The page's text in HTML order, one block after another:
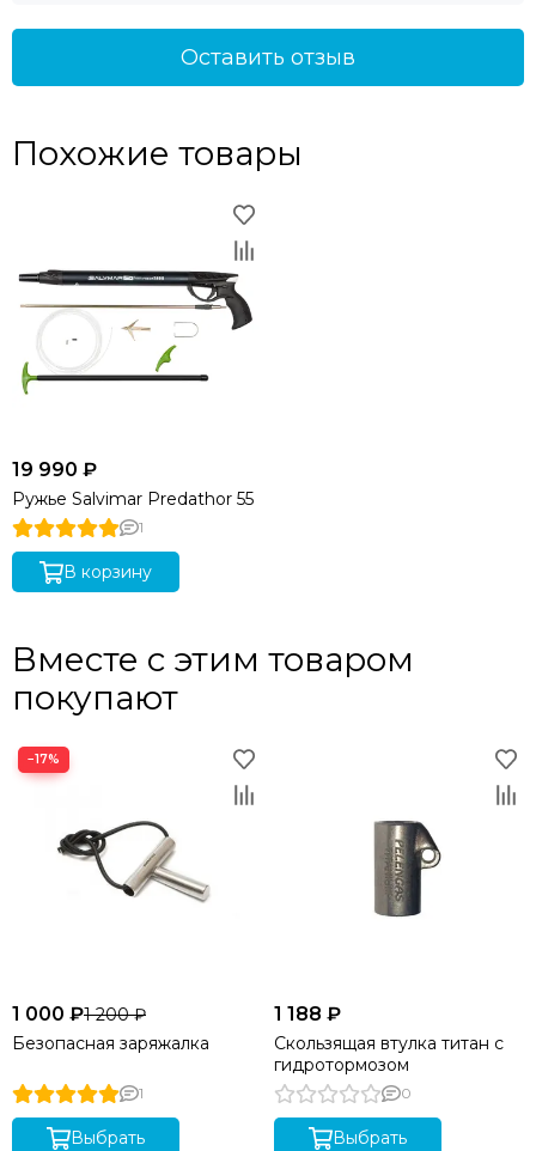
Оставить отзыв
Похожие товары
19 990 ₽
Ружье Salvimar Predathor 55
1
В корзину
Вместе с этим товаром
покупают
−17%
1 000 ₽1 200 ₽
Безопасная заряжалка
1
Выбрать
1 188 ₽
Скользящая втулка титан с
гидротормозом
0
Выбрать